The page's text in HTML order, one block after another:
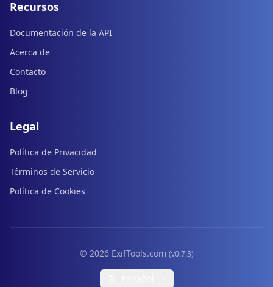
Recursos
Documentación de la API
Acerca de
Contacto
Blog
Legal
Política de Privacidad
Términos de Servicio
Política de Cookies
© 2026 ExifTools.com (v0.7.3)